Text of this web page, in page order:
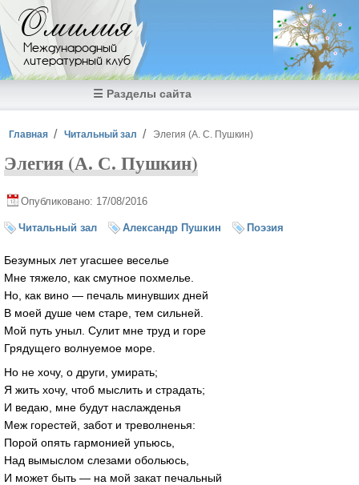
Перейти к основному содержанию
Омилия
Международный
литературный клуб
☰ Разделы сайта
Вы здесь
Главная Читальный зал Элегия (А. С. Пушкин)
Элегия (А. С. Пушкин)
Опубликовано: 17/08/2016
Читальный зал Александр Пушкин Поэзия
Безумных лет угасшее веселье
Мне тяжело, как смутное похмелье.
Но, как вино — печаль минувших дней
В моей душе чем старе, тем сильней.
Мой путь уныл. Сулит мне труд и горе
Грядущего волнуемое море.
Но не хочу, о други, умирать;
Я жить хочу, чтоб мыслить и страдать;
И ведаю, мне будут наслажденья
Меж горестей, забот и треволненья:
Порой опять гармонией упьюсь,
Над вымыслом слезами обольюсь,
И может быть — на мой закат печальный